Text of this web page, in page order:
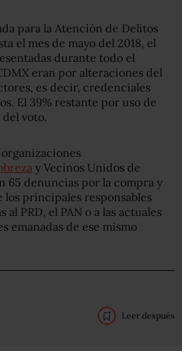
para la Atención de Delitos
el mes de mayo del 2018, el
durante todo el
eran por alteraciones del
es decir, credenciales
El 39% restante por uso de
voto.
organizaciones
y Vecinos Unidos de
65 denuncias por la compra y
principales responsables
PRD, el PAN o a las actuales
emanadas de ese mismo
Leer después